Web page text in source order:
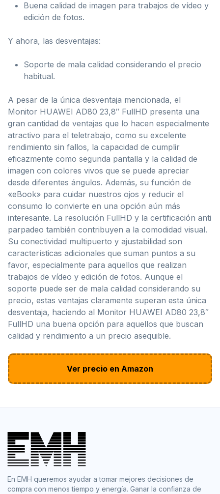
Buena calidad de imagen para trabajos de vídeo y
edición de fotos.
Y ahora, las desventajas:
Soporte de mala calidad considerando el precio
habitual.
A pesar de la única desventaja mencionada, el
Monitor HUAWEI AD80 23,8″ FullHD presenta una
gran cantidad de ventajas que lo hacen especialmente
atractivo para el teletrabajo, como su excelente
rendimiento sin fallos, la capacidad de cumplir
eficazmente como segunda pantalla y la calidad de
imagen con colores vivos que se puede apreciar
desde diferentes ángulos. Además, su función de
«eBook» para cuidar nuestros ojos y reducir el
consumo lo convierte en una opción aún más
interesante. La resolución FullHD y la certificación anti
parpadeo también contribuyen a la comodidad visual.
Su conectividad multipuerto y ajustabilidad son
características adicionales que suman puntos a su
favor, especialmente para aquellos que realizan
trabajos de vídeo y edición de fotos. Aunque el
soporte puede ser de mala calidad considerando su
precio, estas ventajas claramente superan esta única
desventaja, haciendo al Monitor HUAWEI AD80 23,8″
FullHD una buena opción para aquellos que buscan
calidad y rendimiento a un precio asequible.
Ver precio en Amazon
En EMH queremos ayudar a tomar mejores decisiones de
compra con menos tiempo y energía. Ganar la confianza de